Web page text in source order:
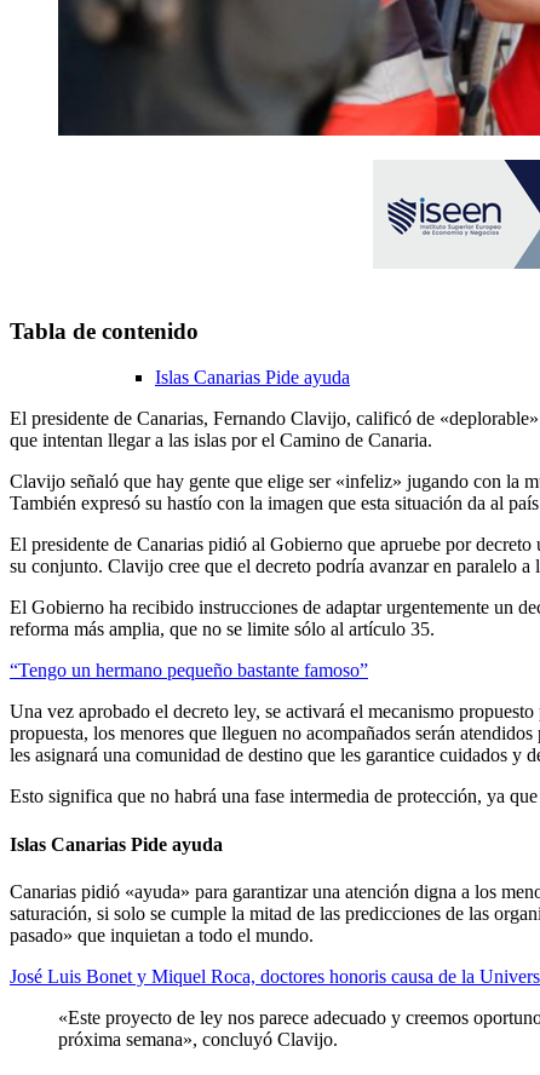
Tabla de contenido
Islas Canarias Pide ayuda
El presidente de Canarias, Fernando Clavijo, calificó de
que intentan llegar a las islas por el Camino de Canaria.
Clavijo señaló que hay gente que elige ser «infeliz» jugando con la
También expresó su hastío con la imagen que esta situación da al
El presidente de Canarias pidió al Gobierno que apruebe por
su conjunto. Clavijo cree que el decreto podría avanzar en paralelo
El Gobierno ha recibido instrucciones de adaptar urgentemente un
reforma más amplia, que no se limite sólo al artículo 35.
“Tengo un hermano pequeño bastante famoso”
Una vez aprobado el decreto ley, se activará el mecanismo
propuesta, los menores que lleguen no acompañados serán
les asignará una comunidad de destino que les garantice cuidados y
Esto significa que no habrá una fase intermedia de protección, ya
Islas Canarias Pide ayuda
Canarias pidió «ayuda» para garantizar una atención digna a los
saturación, si solo se cumple la mitad de las predicciones de las
pasado» que inquietan a todo el mundo.
José Luis Bonet y Miquel Roca, doctores honoris causa de la
«Este proyecto de ley nos parece adecuado y creemos
próxima semana», concluyó Clavijo.